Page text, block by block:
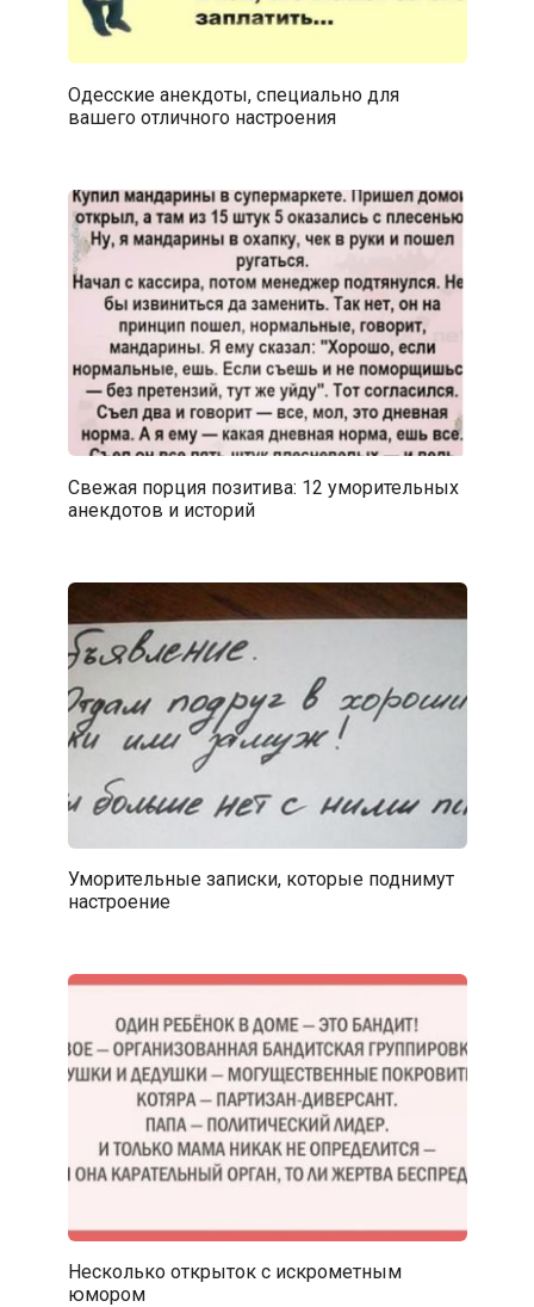
Одесские анекдоты, специально для
вашего отличного настроения
Свежая порция позитива: 12 уморительных
анекдотов и историй
Уморительные записки, которые поднимут
настроение
Несколько открыток с искрометным
юмором